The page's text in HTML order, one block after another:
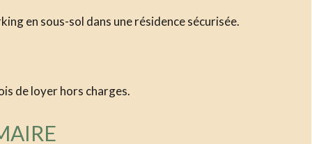
en sous-sol dans une résidence sécurisée.
de loyer hors charges.